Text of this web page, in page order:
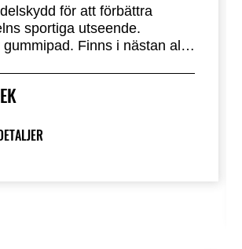
för att förbättra
sportiga utseende.
gummipad. Finns i nästan alla